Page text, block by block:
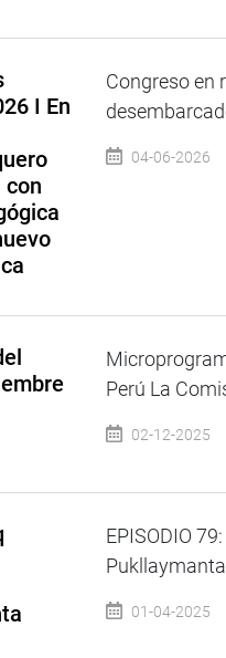
I En
con
Congreso en
04-06-2026
Perú La
02-12-2025
EPISODIO
01-04-2025